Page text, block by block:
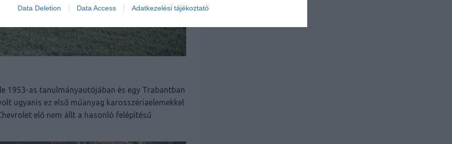
Data Deletion Data Access Adatkezelési tájékoztató
1953-as tanulmányautójában és egy Trabantban
ugyanis ez első műanyag karosszériaelemekkel
elő nem állt a hasonló felépítésű